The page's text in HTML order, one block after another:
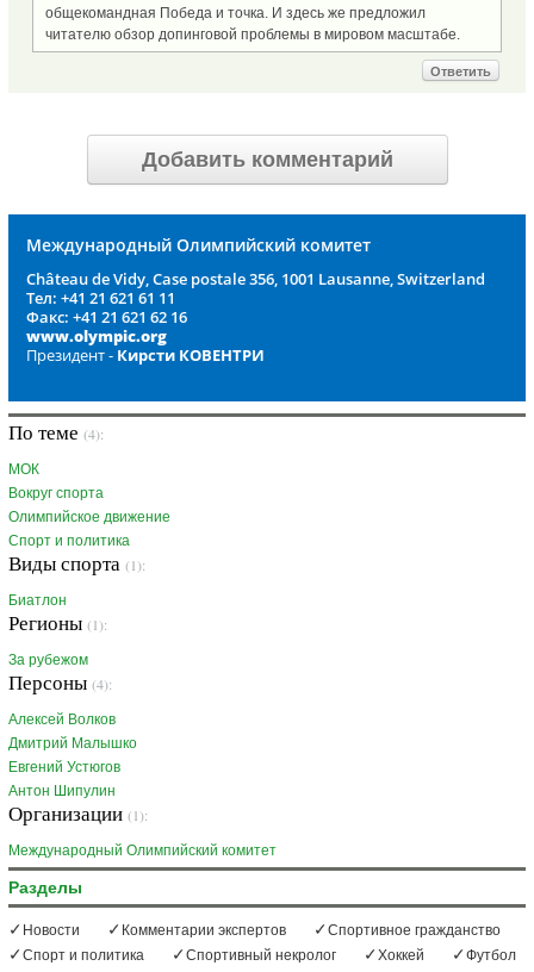
общекомандная Победа и точка. И здесь же предложил
читателю обзор допинговой проблемы в мировом масштабе.
Ответить
Добавить комментарий
Международный Олимпийский комитет
Château de Vidy, Case postale 356, 1001 Lausanne, Switzerland
Тел: +41 21 621 61 11
Факс: +41 21 621 62 16
www.olympic.org
Президент - Кирсти КОВЕНТРИ
По теме (4):
МОК
Вокруг спорта
Олимпийское движение
Спорт и политика
Виды спорта (1):
Биатлон
Регионы (1):
За рубежом
Персоны (4):
Алексей Волков
Дмитрий Малышко
Евгений Устюгов
Антон Шипулин
Организации (1):
Международный Олимпийский комитет
Разделы
Новости Комментарии экспертов
Спортивное гражданство
Спорт и политика
Спортивный некролог Хоккей
Футбол